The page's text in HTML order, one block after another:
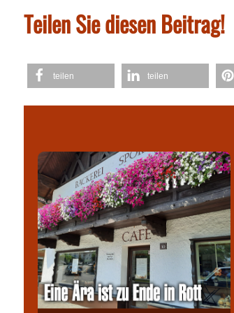
Teilen Sie diesen Beitrag!
teilen teilen